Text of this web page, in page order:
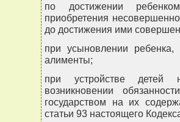
по достижении
приобретения
до достижения ими
при усыновлении ребенка,
алименты;
при устройстве детей
возникновении
государством на их
статьи 93 настоящего